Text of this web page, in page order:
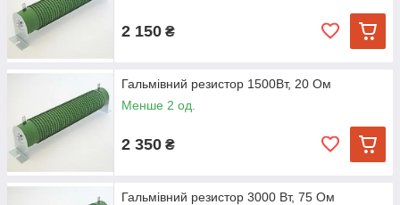
2 150 ₴
Гальмівний резистор 1500Вт, 20 Ом
Менше 2 од.
2 350 ₴
Гальмівний резистор 3000 Вт, 75 Ом